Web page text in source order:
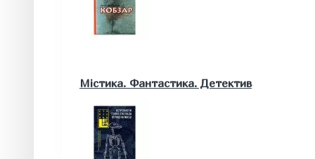
Математика. Природничі та інші науки
Біологія
Географія. Геологія
Містика. Фантастика. Детектив